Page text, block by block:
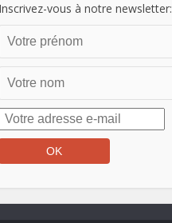
Inscrivez-vous à notre newsletter: